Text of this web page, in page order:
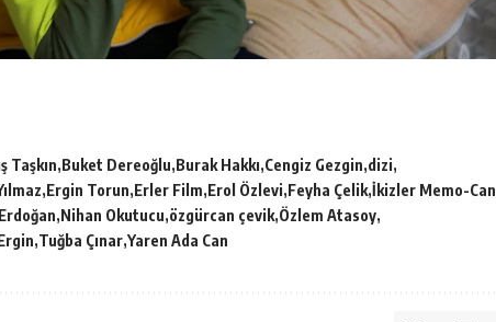
Taşkın Buket Dereoğlu Burak Hakkı Cengiz Gezgin dizi
Ergin Torun Erler Film Erol Özlevi Feyha Çelik İkizler Memo-Can
Nihan Okutucu özgürcan çevik Özlem Atasoy
Tuğba Çınar Yaren Ada Can